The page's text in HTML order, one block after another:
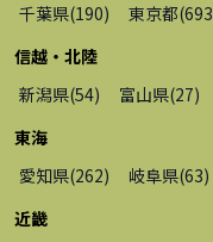
千葉県(190) 東京都(693
信越・北陸
新潟県(54) 富山県(27)
東海
愛知県(262) 岐阜県(63)
近畿